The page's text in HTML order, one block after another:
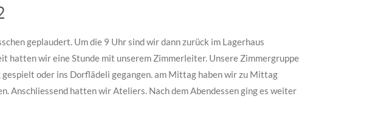
geplaudert. Um die 9 Uhr sind wir dann zurück im Lagerhaus
hatten wir eine Stunde mit unserem Zimmerleiter. Unsere Zimmergruppe
gespielt oder ins Dorflädeli gegangen. am Mittag haben wir zu Mittag
Anschliessend hatten wir Ateliers. Nach dem Abendessen ging es weiter